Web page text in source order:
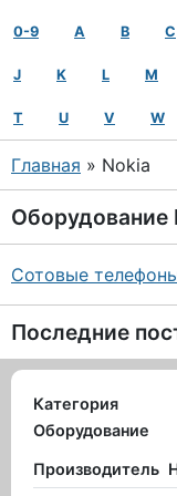
0-9 A B C
J K L M
T U V W
Главная » Nokia
Оборудование
Сотовые
Последние
Категория
Оборудование
Производитель